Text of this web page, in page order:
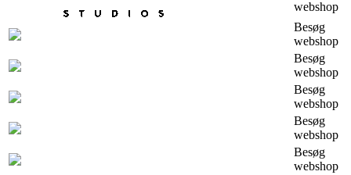
webshop
Besøg
webshop
Besøg
webshop
Besøg
webshop
Besøg
webshop
Besøg
webshop